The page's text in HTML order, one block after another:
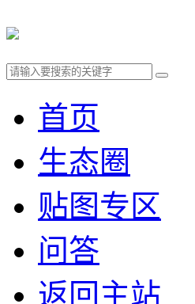
首页
生态圈
贴图专区
问答
返回主站